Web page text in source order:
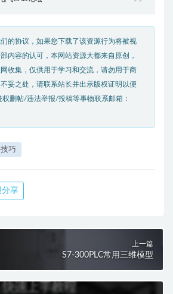
的协议，如果您下载了该资源行为将被视
内容的认可，本网站资源大都来自原创，
收集，仅供用于学习和交流，请勿用于商
妥之处，请联系站长并出示版权证明以便
删帖/违法举报/投稿等事物联系邮箱：
巧
享
上一篇
S7-300PLC常用三维模型